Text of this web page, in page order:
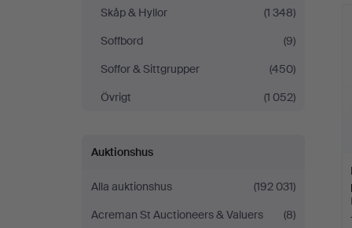
Skåp & Hyllor
(1 348)
Soffbord
(9)
Soffor & Sittgrupper
(450)
Övrigt
(1 052)
Auktionshus
Alla auktionshus
(192 031)
Acreman St Auctioneers & Valuers
(8)